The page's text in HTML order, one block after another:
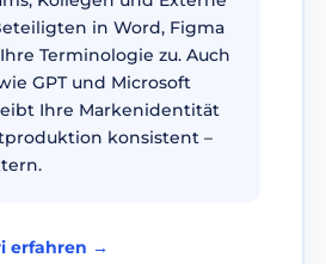
in Word, Figma
Terminologie zu. Auch
GPT und Microsoft
Ihre Markenidentität
konsistent –
erfahren →